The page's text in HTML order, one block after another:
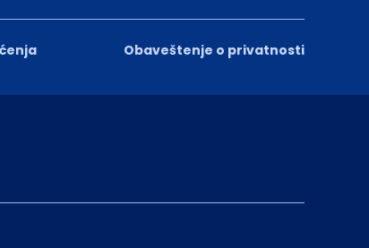
Obaveštenje o privatnosti